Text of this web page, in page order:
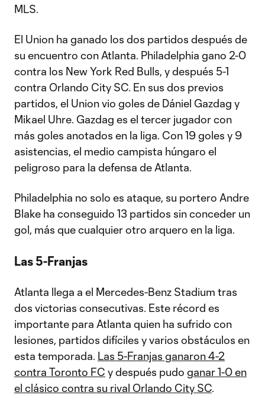
MLS.
El Union ha ganado los dos partidos después de
su encuentro con Atlanta. Philadelphia gano 2-0
contra los New York Red Bulls, y después 5-1
contra Orlando City SC. En sus dos previos
partidos, el Union vio goles de Dániel Gazdag y
Mikael Uhre. Gazdag es el tercer jugador con
más goles anotados en la liga. Con 19 goles y 9
asistencias, el medio campista húngaro el
peligroso para la defensa de Atlanta.
Philadelphia no solo es ataque, su portero Andre
Blake ha conseguido 13 partidos sin conceder un
gol, más que cualquier otro arquero en la liga.
Las 5-Franjas
Atlanta llega a el Mercedes-Benz Stadium tras
dos victorias consecutivas. Este récord es
importante para Atlanta quien ha sufrido con
lesiones, partidos difíciles y varios obstáculos en
esta temporada. Las 5-Franjas ganaron 4-2
contra Toronto FC y después pudo ganar 1-0 en
el clásico contra su rival Orlando City SC.